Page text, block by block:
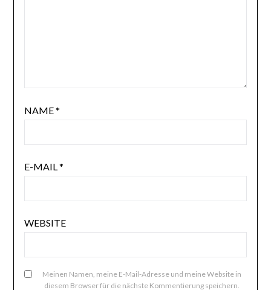
NAME*
E-MAIL*
WEBSITE
Meinen Namen, meine E-Mail-Adresse und meine Website in
diesem Browser für die nächste Kommentierung speichern.